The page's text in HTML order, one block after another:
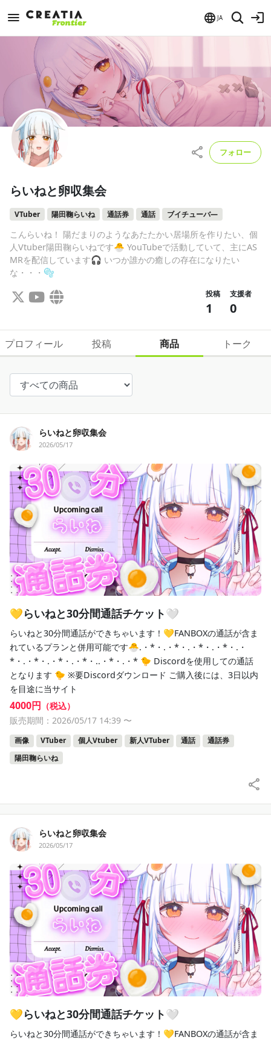
JA
らいねと卵収集会
VTuber 陽田鞠らいね 通話券 通話 ブイチューバ―
こんらいね！ 陽だまりのようなあたたかい居場所を作りたい、個
人Vtuber陽田鞠らいねです🐣 YouTubeで活動していて、主にAS
MRを配信しています🎧 いつか誰かの癒しの存在になりたい
な・・・🫧
投稿
1
支援者
0
フォロー
プロフィール 投稿 商品 トーク
らいねと卵収集会
2026/05/17
💛らいねと30分間通話チケット🤍
らいねと30分間通話ができちゃいます！💛FANBOXの通話が含ま
れているプランと併用可能です🐣.・*・.・*・.・*・.・*・.・
*・.・*・.・*・.・*・..・*・.・* 🐤 Discordを使用しての通話
となります 🐤 ※要Discordダウンロード ご購入後には、3日以内
を目途に当サイト
4000円 （税込）
販売期間：2026/05/17 14:39 〜
画像 VTuber 個人Vtuber 新人VTuber 通話
通話券
陽田鞠らいね
らいねと卵収集会
2026/05/17
💛らいねと30分間通話チケット🤍
らいねと30分間通話ができちゃいます！💛FANBOXの通話が含ま